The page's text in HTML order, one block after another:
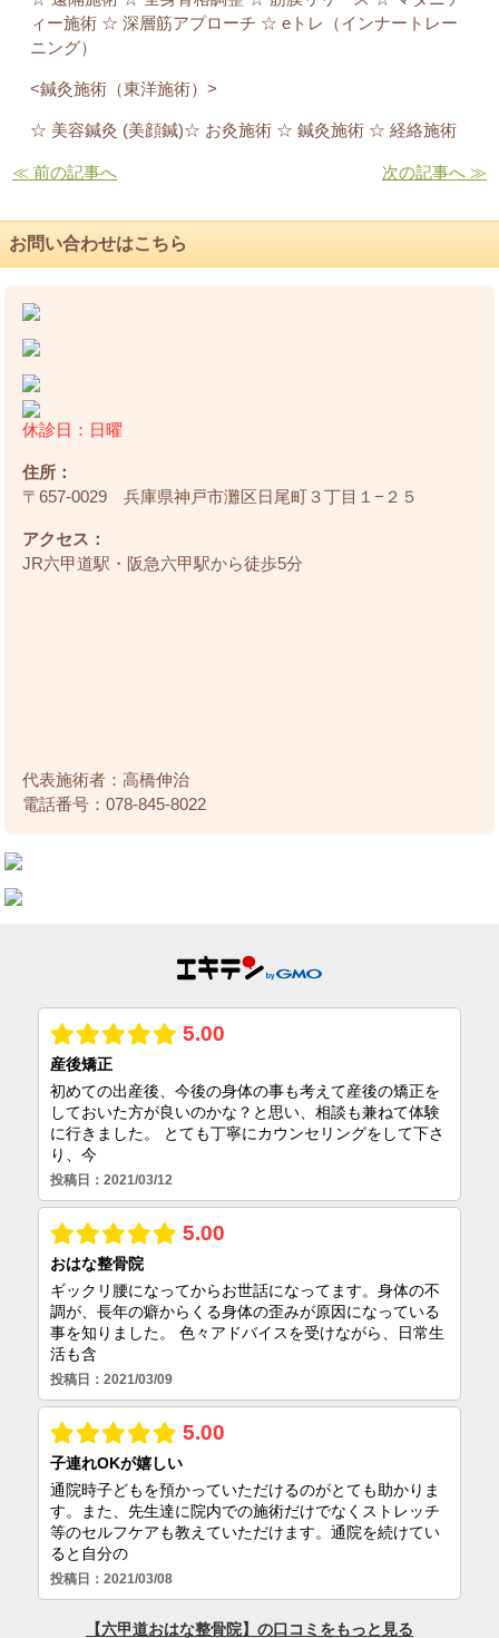
ィー施術 ☆ 深層筋アプローチ ☆ eトレ（インナートレー
ニング）
<鍼灸施術（東洋施術）>
☆ 美容鍼灸 (美顔鍼)☆ お灸施術 ☆ 鍼灸施術 ☆ 経絡施術
≪ 前の記事へ 次の記事へ ≫
お問い合わせはこちら
休診日：日曜
住所：
〒657-0029 兵庫県神戸市灘区日尾町３丁目１−２５
アクセス：
JR六甲道駅・阪急六甲駅から徒歩5分
代表施術者：高橋伸治
電話番号：078-845-8022